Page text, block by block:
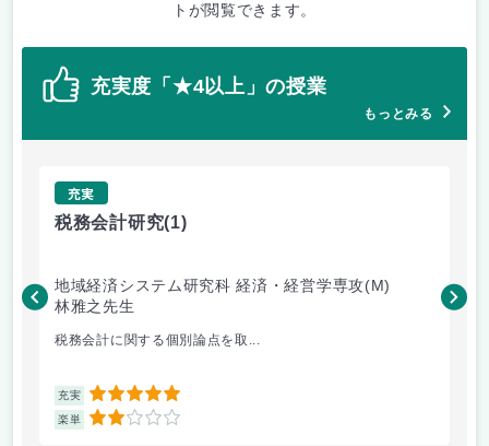
トが閲覧できます。
充実度「★4以上」の授業
もっとみる
充実
税務会計研究(1)
地域経済システム研究科 経済・経営学専攻(M)
林雅之先生
税務会計に関する個別論点を取...
充実 5
楽単 2
小